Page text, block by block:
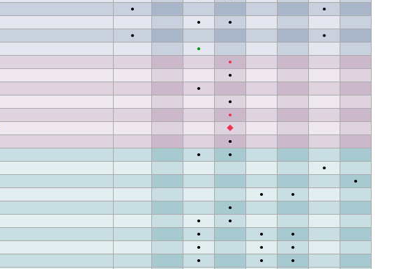
●
●
●
●
●
●
●
●
●
●
●
●
◆
●
●
●
●
●
●
●
●
●
●
● ●
●
● ●
●
● ●
●